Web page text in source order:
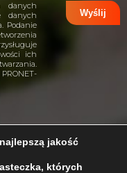
danych
danych
Podanie
ich
jakość
których